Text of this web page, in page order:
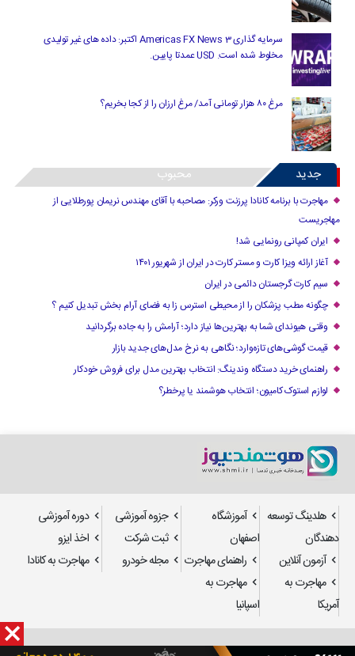
سرمایه گذاری Americas FX News 3 اکتبر: داده های غیر تولیدی
مخلوط شده است. USD عمدتا پایین.
مرغ ۸۰ هزار تومانی آمد/ مرغ ارزان را از کجا بخریم؟
جدید محبوب
مهاجرت با برنامه کانادا پرزنت ورکر: مصاحبه با آقای مهندس نریمان پورطلایی از
مهاجریست
ایران کمپانی رونمایی شد!
آغاز ارائه ویزا کارت و مستر کارت در ایران از شهریور ۱۴۰۱
سیم کارت گرجستان دائمی در ایران
چگونه مطب پزشکان را از محیطی استرس زا به فضای آرام بخش تبدیل کنیم ؟
وقتی هیوندای شما به بهترین‌ها نیاز دارد؛ آرامش را به جاده برگردانید
قیمت گوشی‌های تازه‌وارد؛ نگاهی به نرخ مدل‌های جدید بازار
راهنمای خرید دستگاه وندینگ: انتخاب بهترین مدل برای فروش خودکار
لوازم استوک کامیون؛ انتخاب هوشمند یا پرخطر؟
هلدینگ توسعه
دهندگان
آموزشگاه
اصفهان
جزوه آموزشی
دوره آموزشی
ثبت شرکت
اخذ ایزو
آزمون آنلاین
راهنمای مهاجرت مجله خودرو
مهاجرت به کانادا
مهاجرت به
آمریکا
مهاجرت به
اسپانیا